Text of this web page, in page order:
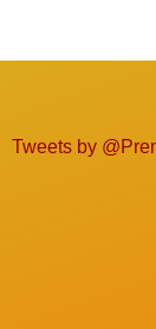
Tweets by